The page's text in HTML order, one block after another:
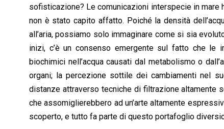
sofisticazione? Le comunicazioni interspecie in
non è stato capito affatto. Poiché la densità
all’aria, possiamo solo immaginare come si sia
inizi, c’è un consenso emergente sul fatto che le
biochimici nell’acqua causati dal metabolismo o
organi; la percezione sottile dei cambiamenti nel
distanze attraverso tecniche di filtrazione altamente
che assomiglierebbero ad un’arte altamente
scoperto, e tutto fa parte di questo portafoglio